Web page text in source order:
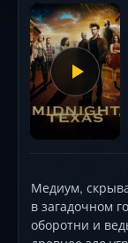
Медиум,
в загадочном
оборотни и